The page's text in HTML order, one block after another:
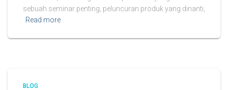
sebuah seminar penting, peluncuran produk yang dinanti,
Read more
BLOG